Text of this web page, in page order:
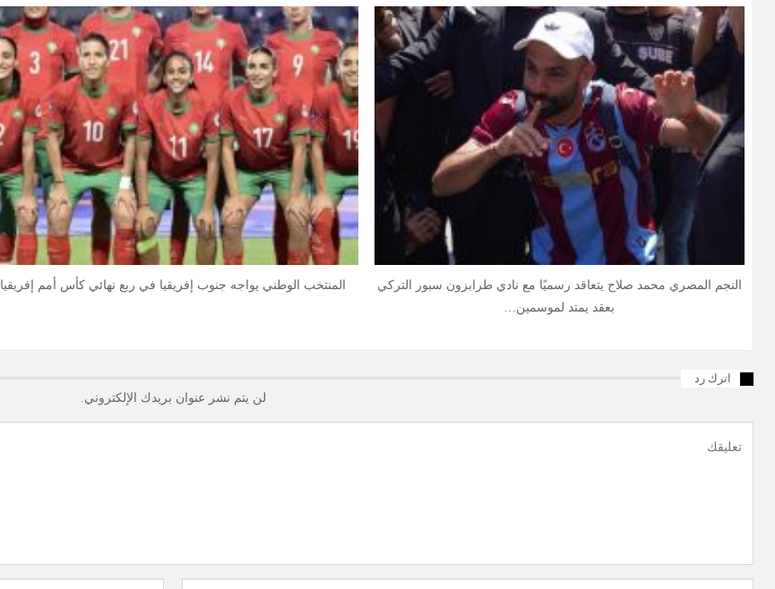
النجم المصري محمد صلاح يتعاقد رسميًا مع نادي طرابزون سبور التركي
بعقد يمتد لموسمين…
المنتخب الوطني يواجه جنوب إفريقيا في ربع نهائي كأس أمم إفريقيا
اترك رد
لن يتم نشر عنوان بريدك الإلكتروني.